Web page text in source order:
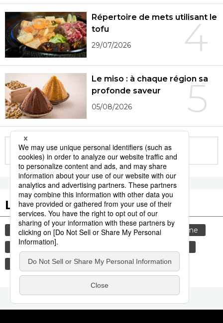
4
Répertoire de mets utilisant le
tofu
29/07/2026
5
Le miso : à chaque région sa
profonde saveur
05/08/2026
More in this series
Les tags populaires
gastronomie culture société
tourisme
animal
bœuf
tradition